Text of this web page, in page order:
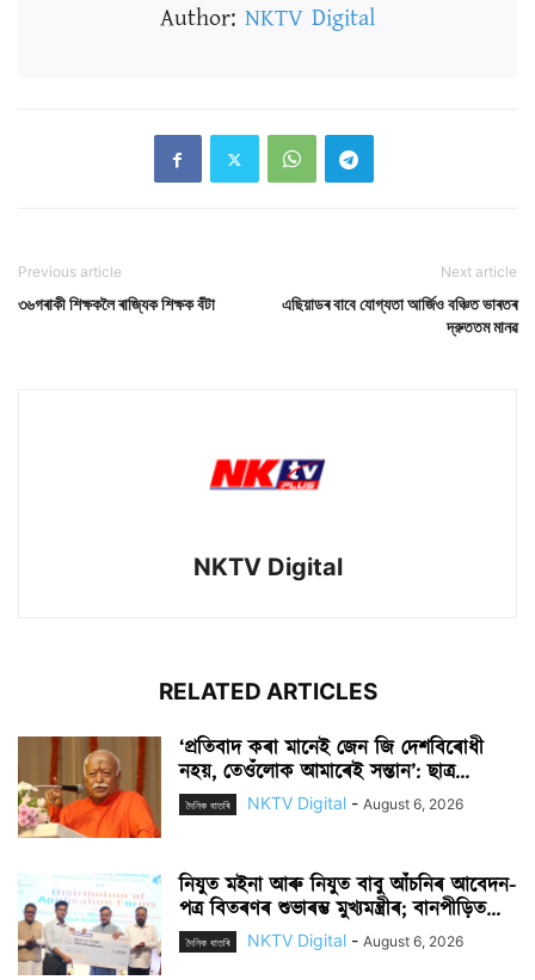
Author: NKTV Digital
Previous article
৩৬গৰাকী শিক্ষকলৈ ৰাজ্যিক শিক্ষক বঁটা
Next article
এছিয়াডৰ বাবে যোগ্যতা আৰ্জিও বঞ্চিত ভাৰতৰ
দ্রুততম মানৱ
NKTV Digital
RELATED ARTICLES
‘প্ৰতিবাদ কৰা মানেই জেন জি দেশবিৰোধী
নহয়, তেওঁলোক আমাৰেই সন্তান’: ছাত্ৰ...
দৈনিক বাতৰি NKTV Digital - August 6, 2026
নিযুত মইনা আৰু নিযুত বাবু আঁচনিৰ আবেদন-
পত্ৰ বিতৰণৰ শুভাৰম্ভ মুখ্যমন্ত্ৰীৰ; বানপীড়িত...
দৈনিক বাতৰি NKTV Digital - August 6, 2026